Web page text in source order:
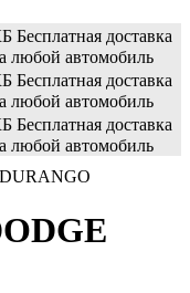
Бесплатная доставка
любой автомобиль
Бесплатная доставка
любой автомобиль
Бесплатная доставка
любой автомобиль